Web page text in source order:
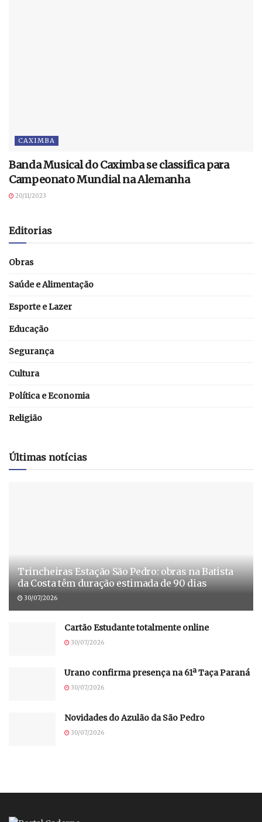
CAXIMBA
Banda Musical do Caximba se classifica para
Campeonato Mundial na Alemanha
20/11/2023
Editorias
Obras
Saúde e Alimentação
Esporte e Lazer
Educação
Segurança
Cultura
Política e Economia
Religião
Últimas notícias
Trincheiras Estação São Pedro: obras na Batista
da Costa têm duração estimada de 90 dias
30/07/2026
Cartão Estudante totalmente online
30/07/2026
Urano confirma presença na 61ª Taça Paraná
30/07/2026
Novidades do Azulão da São Pedro
30/07/2026